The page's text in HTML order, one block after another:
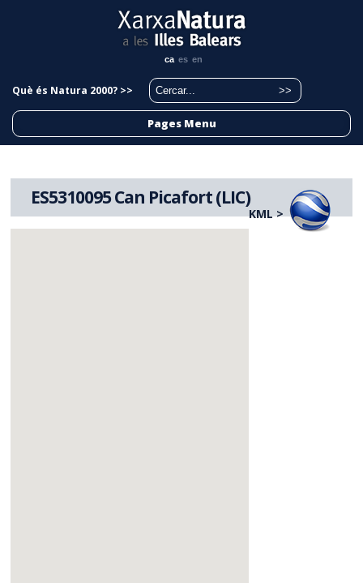
ca es en
Què és Natura 2000? >>
Pages Menu
ES5310095 Can Picafort (LIC)
KML >